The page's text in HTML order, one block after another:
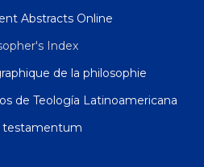
Abstracts Online
Index
de la philosophie
de Teología Latinoamericana
testamentum